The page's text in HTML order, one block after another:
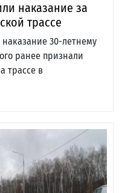
наказание за
трассе
30-летнему
ранее признали
трассе в